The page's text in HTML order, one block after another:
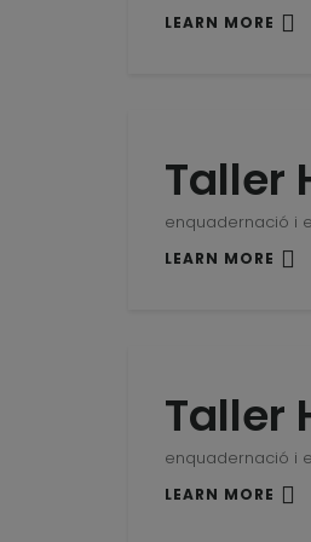
LEARN MORE
Taller
enquadernació i
LEARN MORE
Taller
enquadernació i
LEARN MORE